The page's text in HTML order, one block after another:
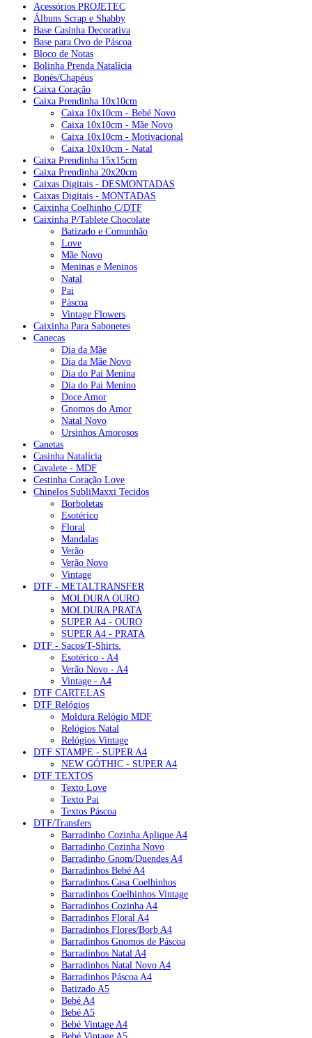
Acessórios PROJETEC
Álbuns Scrap e Shabby
Base Casinha Decorativa
Base para Ovo de Páscoa
Bloco de Notas
Bolinha Prenda Natalícia
Bonés/Chapéus
Caixa Coração
Caixa Prendinha 10x10cm
Caixa 10x10cm - Bebé Novo
Caixa 10x10cm - Mãe Novo
Caixa 10x10cm - Motivacional
Caixa 10x10cm - Natal
Caixa Prendinha 15x15cm
Caixa Prendinha 20x20cm
Caixas Digitais - DESMONTADAS
Caixas Digitais - MONTADAS
Caixinha Coelhinho C/DTF
Caixinha P/Tablete Chocolate
Batizado e Comunhão
Love
Mãe Novo
Meninas e Meninos
Natal
Pai
Páscoa
Vintage Flowers
Caixinha Para Sabonetes
Canecas
Dia da Mãe
Dia da Mãe Novo
Dia do Pai Menina
Dia do Pai Menino
Doce Amor
Gnomos do Amor
Natal Novo
Ursinhos Amorosos
Canetas
Casinha Natalícia
Cavalete - MDF
Cestinha Coração Love
Chinelos SubliMaxxi Tecidos
Borboletas
Esotérico
Floral
Mandalas
Verão
Verão Novo
Vintage
DTF - METALTRANSFER
MOLDURA OURO
MOLDURA PRATA
SUPER A4 - OURO
SUPER A4 - PRATA
DTF - Sacos/T-Shirts.
Esotérico - A4
Verão Novo - A4
Vintage - A4
DTF CARTELAS
DTF Relógios
Moldura Relógio MDF
Relógios Natal
Relógios Vintage
DTF STAMPE - SUPER A4
NEW GÓTHIC - SUPER A4
DTF TEXTOS
Texto Love
Texto Pai
Textos Páscoa
DTF/Transfers
Barradinho Cozinha Aplique A4
Barradinho Cozinha Novo
Barradinho Gnom/Duendes A4
Barradinhos Bebé A4
Barradinhos Casa Coelhinhos
Barradinhos Coelhinhos Vintage
Barradinhos Cozinha A4
Barradinhos Floral A4
Barradinhos Flores/Borb A4
Barradinhos Gnomos de Páscoa
Barradinhos Natal A4
Barradinhos Natal Novo A4
Barradinhos Páscoa A4
Batizado A5
Bebé A4
Bebé A5
Bebé Vintage A4